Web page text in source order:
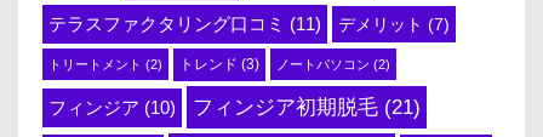
テラスファクタリング口コミ (11) デメリット (7)
トリートメント (2) トレンド (3) ノートパソコン (2)
フィンジア (10) フィンジア初期脱毛 (21)